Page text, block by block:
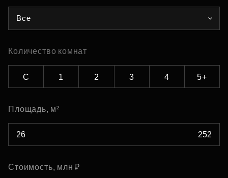
Все
Количество комнат
С 1 2 3 4 5+
Площадь, м²
Стоимость, млн ₽